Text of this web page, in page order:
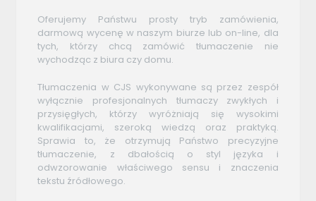
Oferujemy Państwu prosty tryb zamówienia,
darmową wycenę w naszym biurze lub on-line, dla
tych, którzy chcą zamówić tłumaczenie nie
wychodząc z biura czy domu.
Tłumaczenia w CJS wykonywane są przez zespół
wyłącznie profesjonalnych tłumaczy zwykłych i
przysięgłych, którzy wyróżniają się wysokimi
kwalifikacjami, szeroką wiedzą oraz praktyką.
Sprawia to, że otrzymują Państwo precyzyjne
tłumaczenie, z dbałością o styl języka i
odwzorowanie właściwego sensu i znaczenia
tekstu źródłowego.